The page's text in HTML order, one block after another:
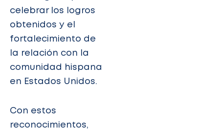
celebrar los logros
obtenidos y el
fortalecimiento de
la relación con la
comunidad hispana
en Estados Unidos.
Con estos
reconocimientos,